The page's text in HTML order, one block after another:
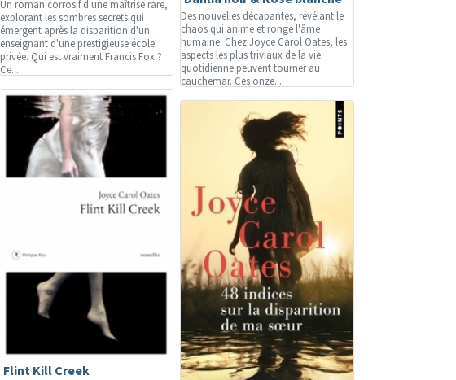
Un roman corrosif d'une maîtrise rare,
explorant les sombres secrets qui
émergent après la disparition d'un
enseignant d'une prestigieuse école
privée. Qui est vraiment Francis Fox ?
Ce...
Des nouvelles décapantes, révélant le
chaos qui anime et ronge l'âme
humaine. Chez Joyce Carol Oates, les
aspects les plus triviaux de la vie
quotidienne peuvent tourner au
cauchemar. Ces onze...
Flint Kill Creek